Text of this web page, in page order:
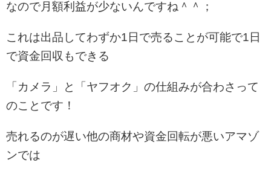
なので月額利益が少ないんですね＾＾；
これは出品してわずか1日で売ることが可能で1日
で資金回収もできる
「カメラ」と「ヤフオク」の仕組みが合わさって
のことです！
売れるのが遅い他の商材や資金回転が悪いアマゾ
ンでは